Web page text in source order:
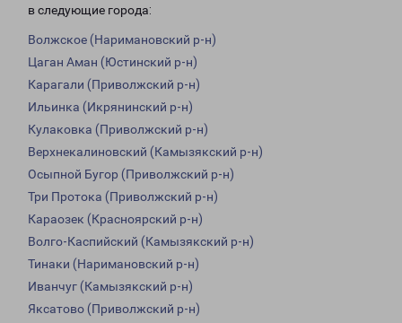
в следующие города:
Волжское (Наримановский р-н)
Цаган Аман (Юстинский р-н)
Карагали (Приволжский р-н)
Ильинка (Икрянинский р-н)
Кулаковка (Приволжский р-н)
Верхнекалиновский (Камызякский р-н)
Осыпной Бугор (Приволжский р-н)
Три Протока (Приволжский р-н)
Караозек (Красноярский р-н)
Волго-Каспийский (Камызякский р-н)
Тинаки (Наримановский р-н)
Иванчуг (Камызякский р-н)
Яксатово (Приволжский р-н)